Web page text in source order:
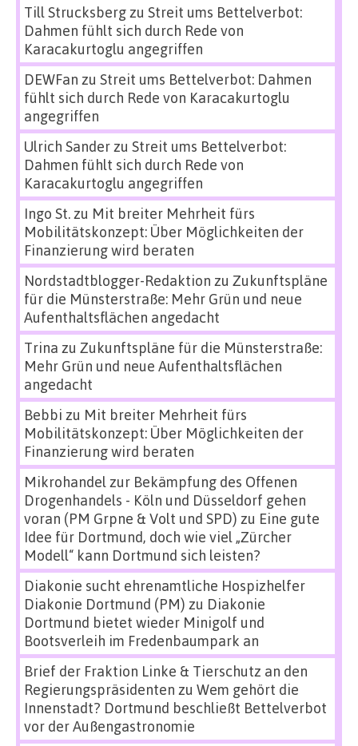
Till Strucksbergzu Streit ums Bettelverbot:
Dahmen fühlt sich durch Rede von
Karacakurtoglu angegriffen
DEWFan zu Streit ums Bettelverbot: Dahmen
fühlt sich durch Rede von Karacakurtoglu
angegriffen
Ulrich Sanderzu Streit ums Bettelverbot:
Dahmen fühlt sich durch Rede von
Karacakurtoglu angegriffen
Ingo St.zu Mit breiter Mehrheit fürs
Mobilitätskonzept: Über Möglichkeiten der
Finanzierung wird beraten
Nordstadtblogger-Redaktion zu Zukunftspläne
für die Münsterstraße: Mehr Grün und neue
Aufenthaltsflächen angedacht
Trina zu Zukunftspläne für die Münsterstraße:
Mehr Grün und neue Aufenthaltsflächen
angedacht
Bebbi zu Mit breiter Mehrheit fürs
Mobilitätskonzept: Über Möglichkeiten der
Finanzierung wird beraten
Mikrohandel zur Bekämpfung des Offenen
Drogenhandels - Köln und Düsseldorf gehen
voran (PM Grpne & Volt und SPD) zu Eine gute
Idee für Dortmund, doch wie viel „Zürcher
Modell“ kann Dortmund sich leisten?
Diakonie sucht ehrenamtliche Hospizhelfer
Diakonie Dortmund (PM) zu Diakonie
Dortmund bietet wieder Minigolf und
Bootsverleih im Fredenbaumpark an
Brief der Fraktion Linke & Tierschutz an den
Regierungspräsidenten zu Wem gehört die
Innenstadt? Dortmund beschließt Bettelverbot
vor der Außengastronomie